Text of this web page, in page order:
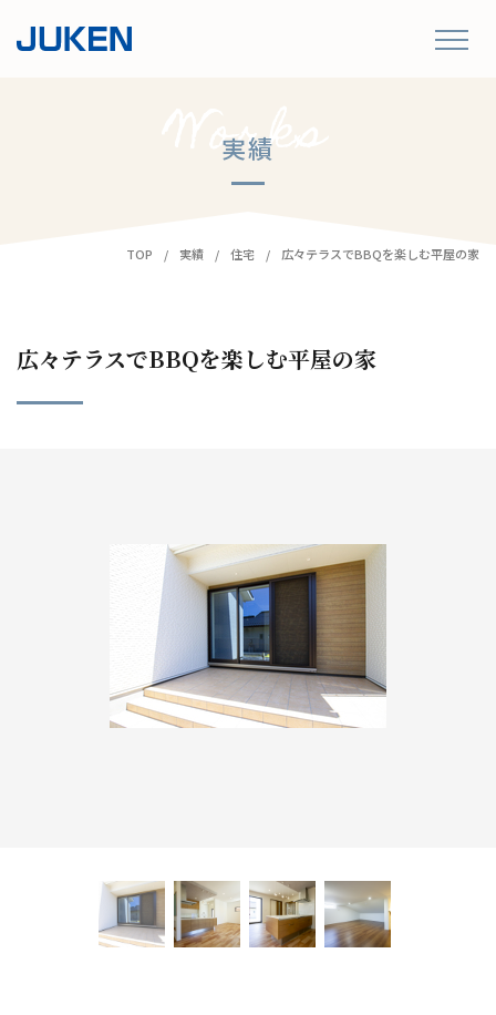
実績
TOP 実績 住宅 広々テラスでBBQを楽しむ平屋の家
広々テラスでBBQを楽しむ平屋の家